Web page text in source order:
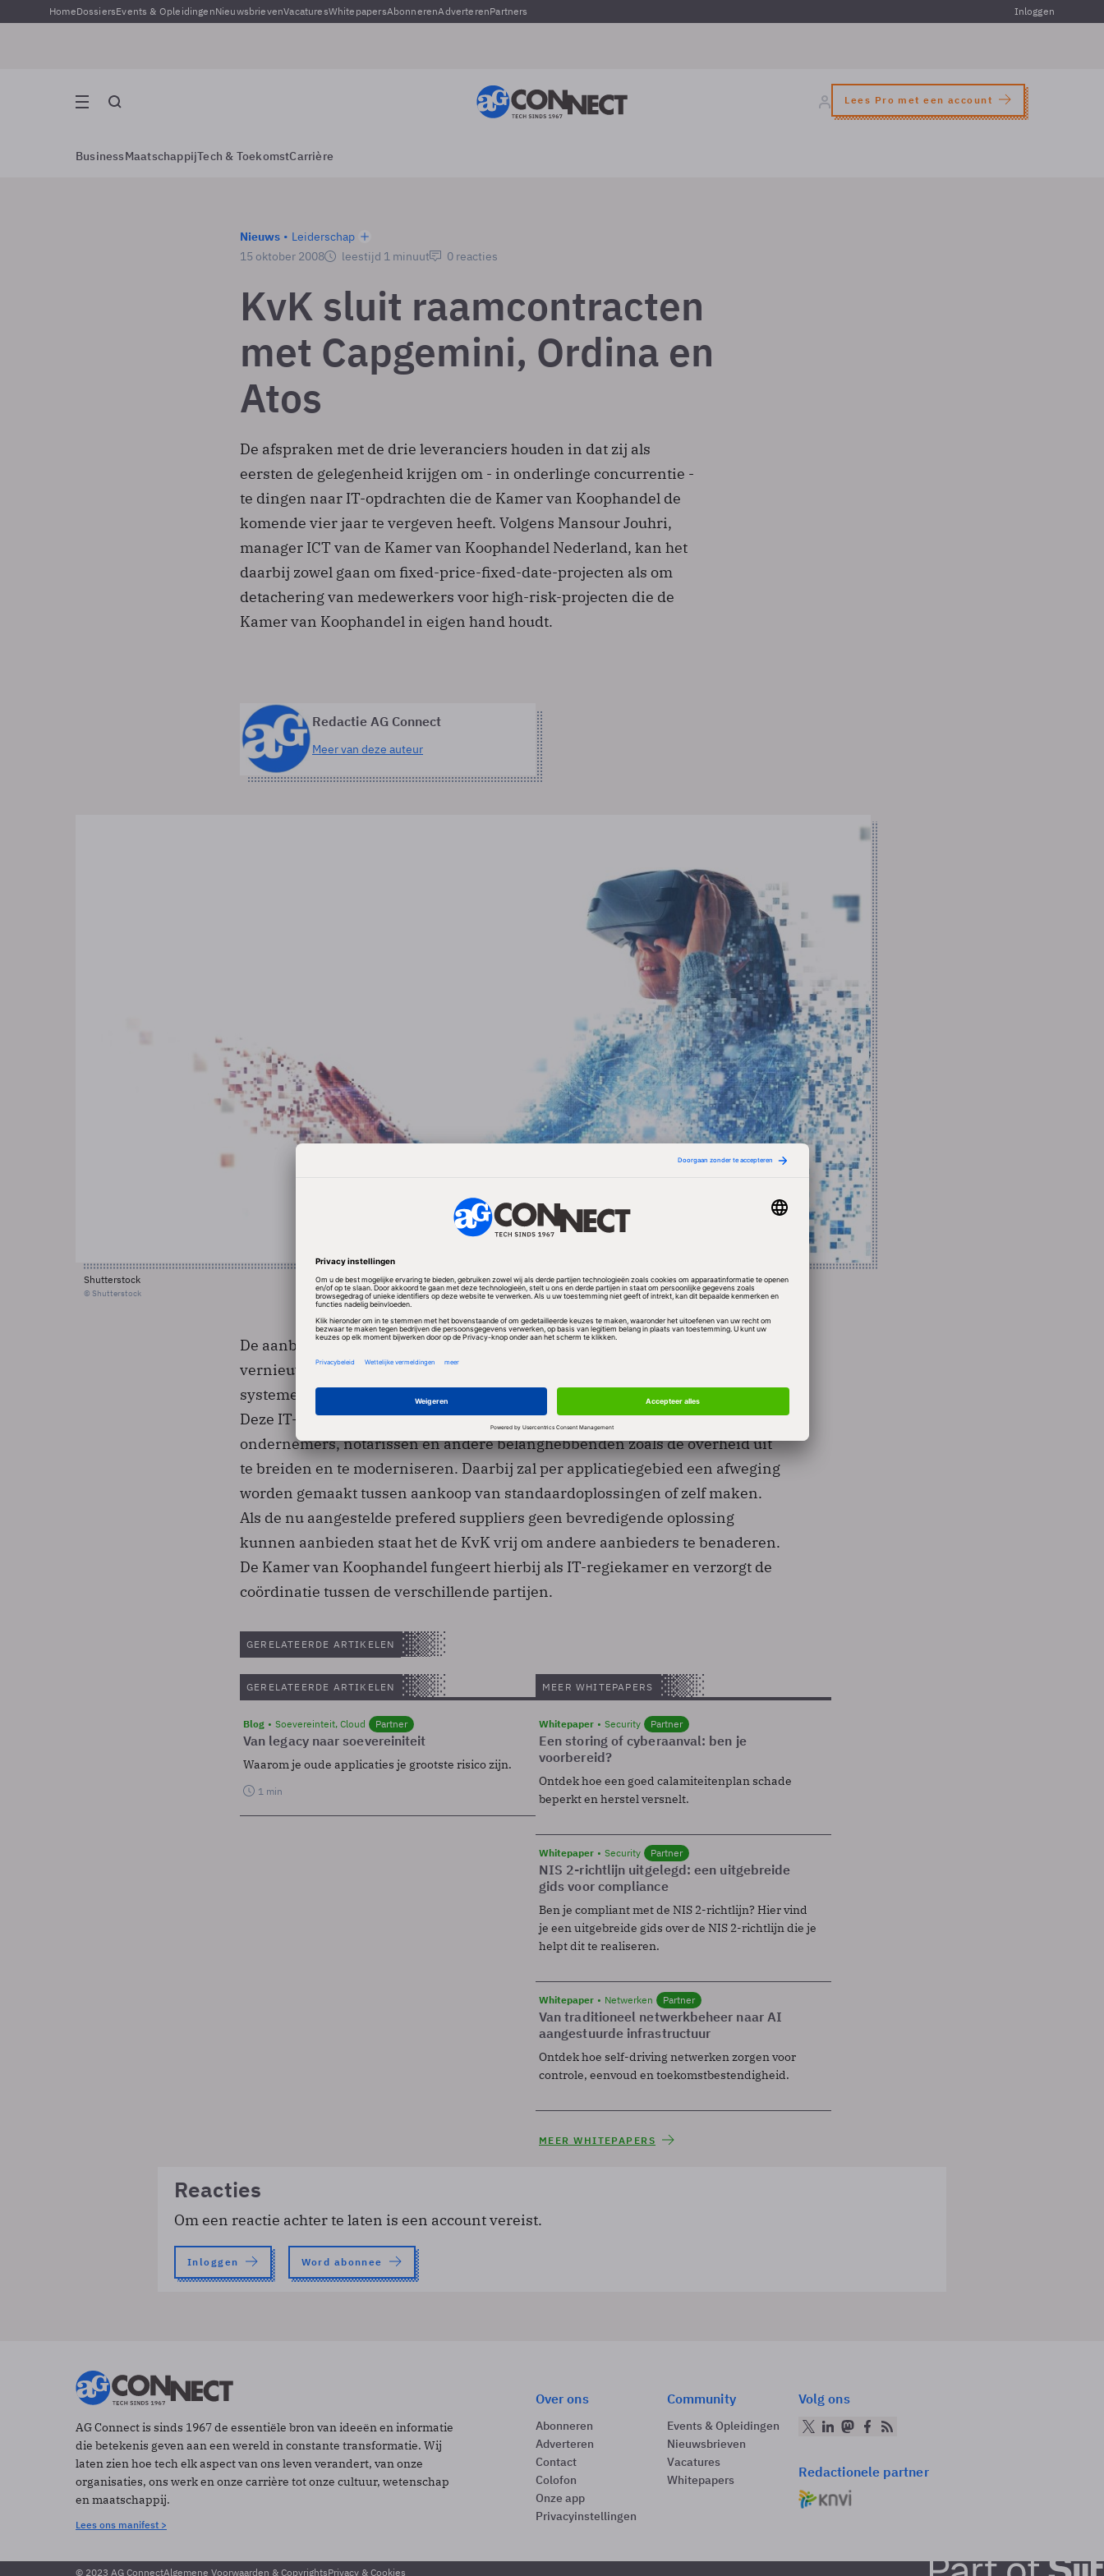
HomeDossiersEvents & OpleidingenNieuwsbrievenVacaturesWhitepapersAbonnerenAdverterenPartners Inloggen
Lees Pro met een account
BusinessMaatschappijTech & ToekomstCarrière
Nieuws
Leiderschap
15 oktober 2008
leestijd 1 minuut 0 reacties
KvK sluit raamcontracten
met Capgemini, Ordina en
Atos
De afspraken met de drie leveranciers houden in dat zij als
eersten de gelegenheid krijgen om - in onderlinge concurrentie -
te dingen naar IT-opdrachten die de Kamer van Koophandel de
komende vier jaar te vergeven heeft. Volgens Mansour Jouhri,
manager ICT van de Kamer van Koophandel Nederland, kan het
daarbij zowel gaan om fixed-price-fixed-date-projecten als om
detachering van medewerkers voor high-risk-projecten die de
Kamer van Koophandel in eigen hand houdt.
Redactie AG Connect
Meer van deze auteur
Shutterstock
© Shutterstock
De aanbestedingen vinden plaats in het kader van een omvangrijke
vernieuwing van de inmiddels meer dan twintig jaar oude applicaties,
systemen en IT-infrastructuur van de Kamer van Koophandel Nederland.
Deze IT-transformatie is noodzakelijk om de dienstverlening aan
ondernemers, notarissen en andere belanghebbenden zoals de overheid uit
te breiden en te moderniseren. Daarbij zal per applicatiegebied een afweging
worden gemaakt tussen aankoop van standaardoplossingen of zelf maken.
Als de nu aangestelde prefered suppliers geen bevredigende oplossing
kunnen aanbieden staat het de KvK vrij om andere aanbieders te benaderen.
De Kamer van Koophandel fungeert hierbij als IT-regiekamer en verzorgt de
coördinatie tussen de verschillende partijen.
GERELATEERDE ARTIKELEN
GERELATEERDE ARTIKELEN
Blog Soevereinteit, Cloud Partner
Van legacy naar soevereiniteit
Waarom je oude applicaties je grootste risico zijn.
1 min
MEER WHITEPAPERS
Whitepaper Security Partner
Een storing of cyberaanval: ben je
voorbereid?
Ontdek hoe een goed calamiteitenplan schade
beperkt en herstel versnelt.
Whitepaper Security Partner
NIS 2-richtlijn uitgelegd: een uitgebreide
gids voor compliance
Ben je compliant met de NIS 2-richtlijn? Hier vind
je een uitgebreide gids over de NIS 2-richtlijn die je
helpt dit te realiseren.
Whitepaper Netwerken Partner
Van traditioneel netwerkbeheer naar AI
aangestuurde infrastructuur
Ontdek hoe self-driving netwerken zorgen voor
controle, eenvoud en toekomstbestendigheid.
MEER WHITEPAPERS
Reacties
Om een reactie achter te laten is een account vereist.
Inloggen Word abonnee
AG Connect is sinds 1967 de essentiële bron van ideeën en informatie
die betekenis geven aan een wereld in constante transformatie. Wij
laten zien hoe tech elk aspect van ons leven verandert, van onze
organisaties, ons werk en onze carrière tot onze cultuur, wetenschap
en maatschappij.
Lees ons manifest >
Over ons
Abonneren
Adverteren
Contact
Colofon
Onze app
Privacyinstellingen
Community
Events & Opleidingen
Nieuwsbrieven
Vacatures
Whitepapers
Volg ons
Redactionele partner
© 2023 AG ConnectAlgemene Voorwaarden & CopyrightsPrivacy & Cookies